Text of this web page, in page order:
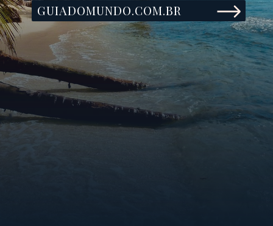
GUIADOMUNDO.COM.BR